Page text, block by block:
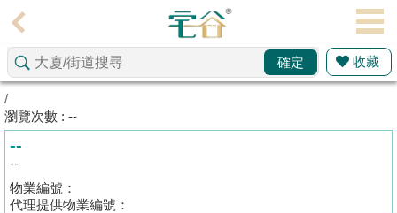
理
主
搵
成
交
確定 收藏
/
瀏覽次數 : --
--
--
物業編號：
代理提供物業編號：